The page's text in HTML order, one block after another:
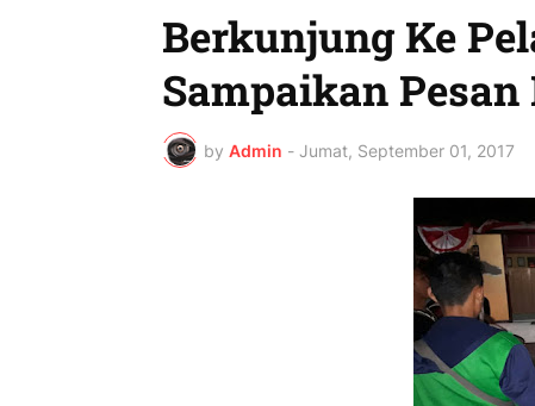
Berkunjung Ke
Sampaikan
by Admin - Jumat, September 01, 2017